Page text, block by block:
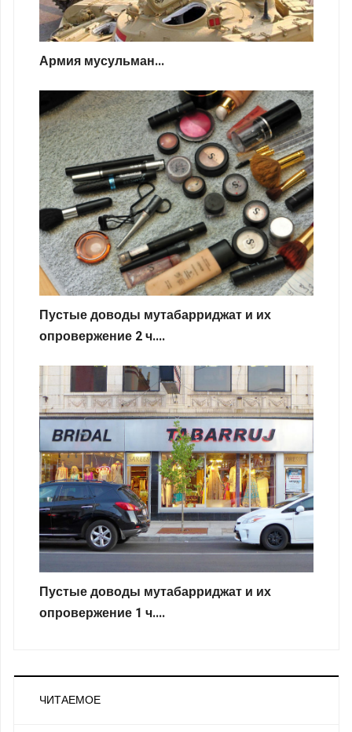
Армия мусульман...
Пустые доводы мутабарриджат и их
опровержение 2 ч....
Пустые доводы мутабарриджат и их
опровержение 1 ч....
ЧИТАЕМОЕ